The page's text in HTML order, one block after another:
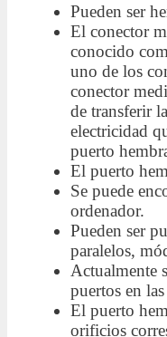
Pueden ser
El conector
conocido
uno de los
conector
de transferir
electricidad
puerto
El puerto
Se puede
ordenador.
Pueden ser
paralelos,
Actualmente
puertos en
El puerto
orificios